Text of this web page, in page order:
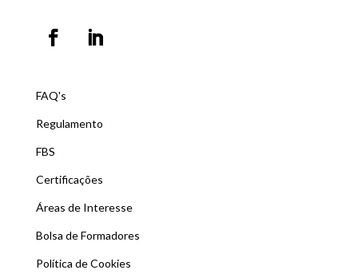
FAQ's
Regulamento
FBS
Certificações
Áreas de Interesse
Bolsa de Formadores
Política de Cookies